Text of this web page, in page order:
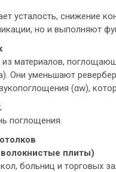
усталость, снижение
но и выполняют
материалов,
Они уменьшают
(αw),
поглощения.
плиты)
больниц и торговых